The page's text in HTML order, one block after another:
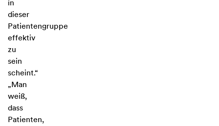
in
dieser
Patientengruppe
effektiv
zu
sein
scheint.“
„Man
weiß,
dass
Patienten,